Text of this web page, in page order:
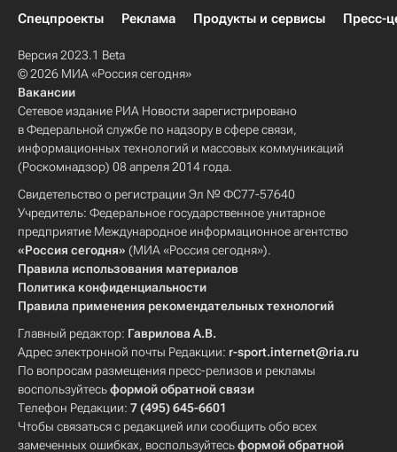
Спецпроекты
Реклама Продукты и сервисы Пресс-
Версия 2023.1 Beta
© 2026 МИА «Россия сегодня»
Вакансии
Сетевое издание РИА Новости зарегистрировано
в Федеральной службе по надзору в сфере связи,
информационных технологий и массовых коммуникаций
(Роскомнадзор) 08 апреля 2014 года.
Свидетельство о регистрации Эл № ФС77-57640
Учредитель: Федеральное государственное унитарное
предприятие Международное информационное агентство
«Россия сегодня» (МИА «Россия сегодня»).
Правила использования материалов
Политика конфиденциальности
Правила применения рекомендательных технологий
Главный редактор: Гаврилова А.В.
Адрес электронной почты Редакции: r-sport.internet@ria.ru
По вопросам размещения пресс-релизов и рекламы
воспользуйтесьформой обратной связи
Телефон Редакции: 7 (495) 645-6601
Чтобы связаться с редакцией или сообщить обо всех
замеченных ошибках, воспользуйтесьформой обратной